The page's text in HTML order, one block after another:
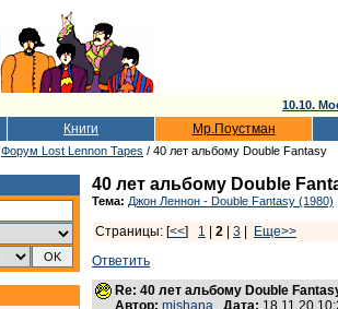
10.10.
Книги Мр.Поустман
Форум Lost Lennon Tapes / 40 лет альбому Double Fantasy
40 лет альбому Double
Тема: Джон Леннон - Double Fantasy (1980)
Страницы: [<<] 1 2 3
Еще>>
Ответить
Re: 40 лет альбому Double
Автор: mishana Дата: 18.11.20